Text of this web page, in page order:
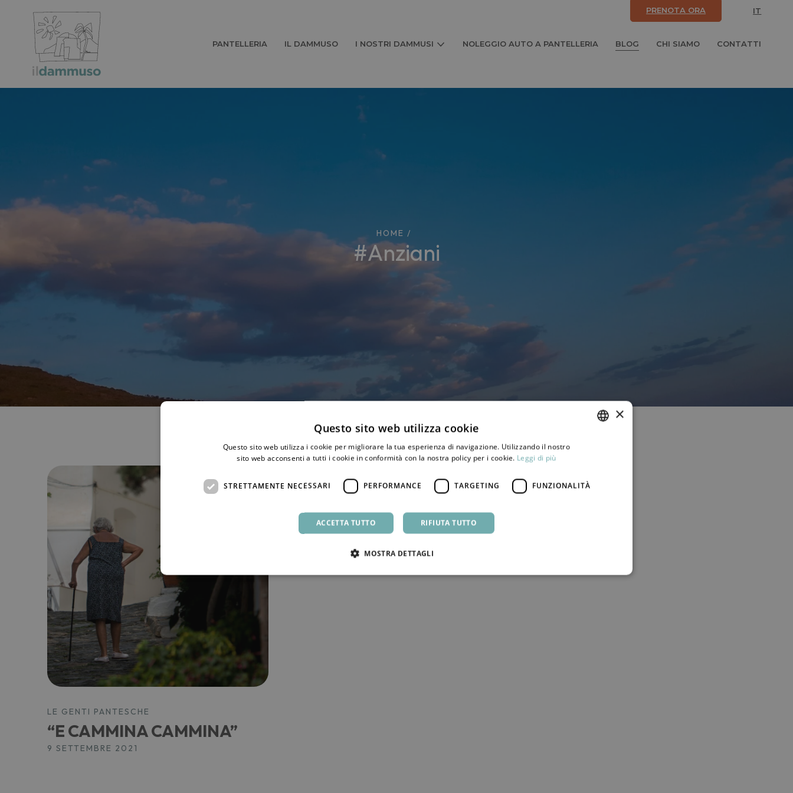
PANTELLERIA IL DAMMUSO I NOSTRI DAMMUSI NOLEGGIO AUTO A PANTELLERIA BLOG CHI SIAMO CONTATTI
IT
PRENOTA ORA
HOME /
#anziani
LE GENTI PANTESCHE
“E CAMMINA CAMMINA”
9 SETTEMBRE 2021
×
Questo sito web utilizza cookie
Questo sito web utilizza i cookie per migliorare la tua esperienza di navigazione. Utilizzando il nostro
sito web acconsenti a tutti i cookie in conformità con la nostra policy per i cookie. Leggi di più
STRETTAMENTE NECESSARI PERFORMANCE TARGETING FUNZIONALITÀ
ACCETTA TUTTO RIFIUTA TUTTO
MOSTRA DETTAGLI